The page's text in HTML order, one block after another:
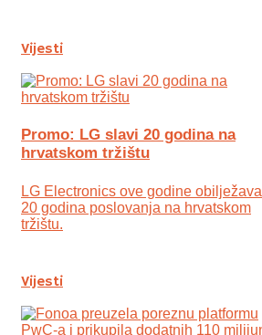
Vijesti
Promo: LG slavi 20 godina na
hrvatskom tržištu
LG Electronics ove godine obilježava
20 godina poslovanja na hrvatskom
tržištu.
Vijesti